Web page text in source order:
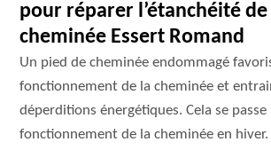
pour réparer l’étanchéité
cheminée Essert Romand
Un pied de cheminée endommagé
fonctionnement de la cheminée et
déperditions énergétiques. Cela se
fonctionnement de la cheminée en